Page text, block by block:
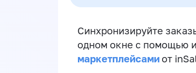
Синхронизируйте
одном окне с помощью
маркетплейсами от